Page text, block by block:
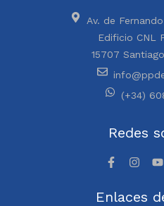
Av. de
Edificio CNL
15707
(+34)
Redes
Enlaces